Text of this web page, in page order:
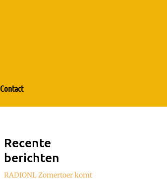
Contact
Recente
berichten
RADIONL Zomertoer komt